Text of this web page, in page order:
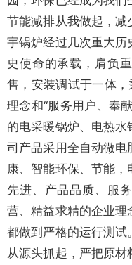
节能减排从我做起，
宇锅炉经过几次重大
史使命的承载，肩负
售，安装调试于一体
理念和“服务用户、奉
的电采暖锅炉、电热
司产品采用全自动微
康、智能环保、节能
先进、产品品质、服
营、精益求精的企业理
都做到严格的运行测
从源头抓起，严把原